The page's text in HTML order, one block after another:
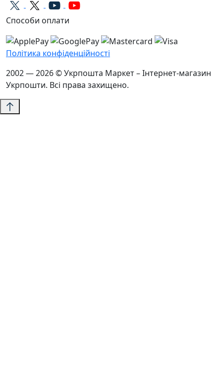
Способи оплати
Політика конфіденційності
2002 — 2026 © Укрпошта Маркет – Інтернет-магазин
Укрпошти. Всі права захищено.